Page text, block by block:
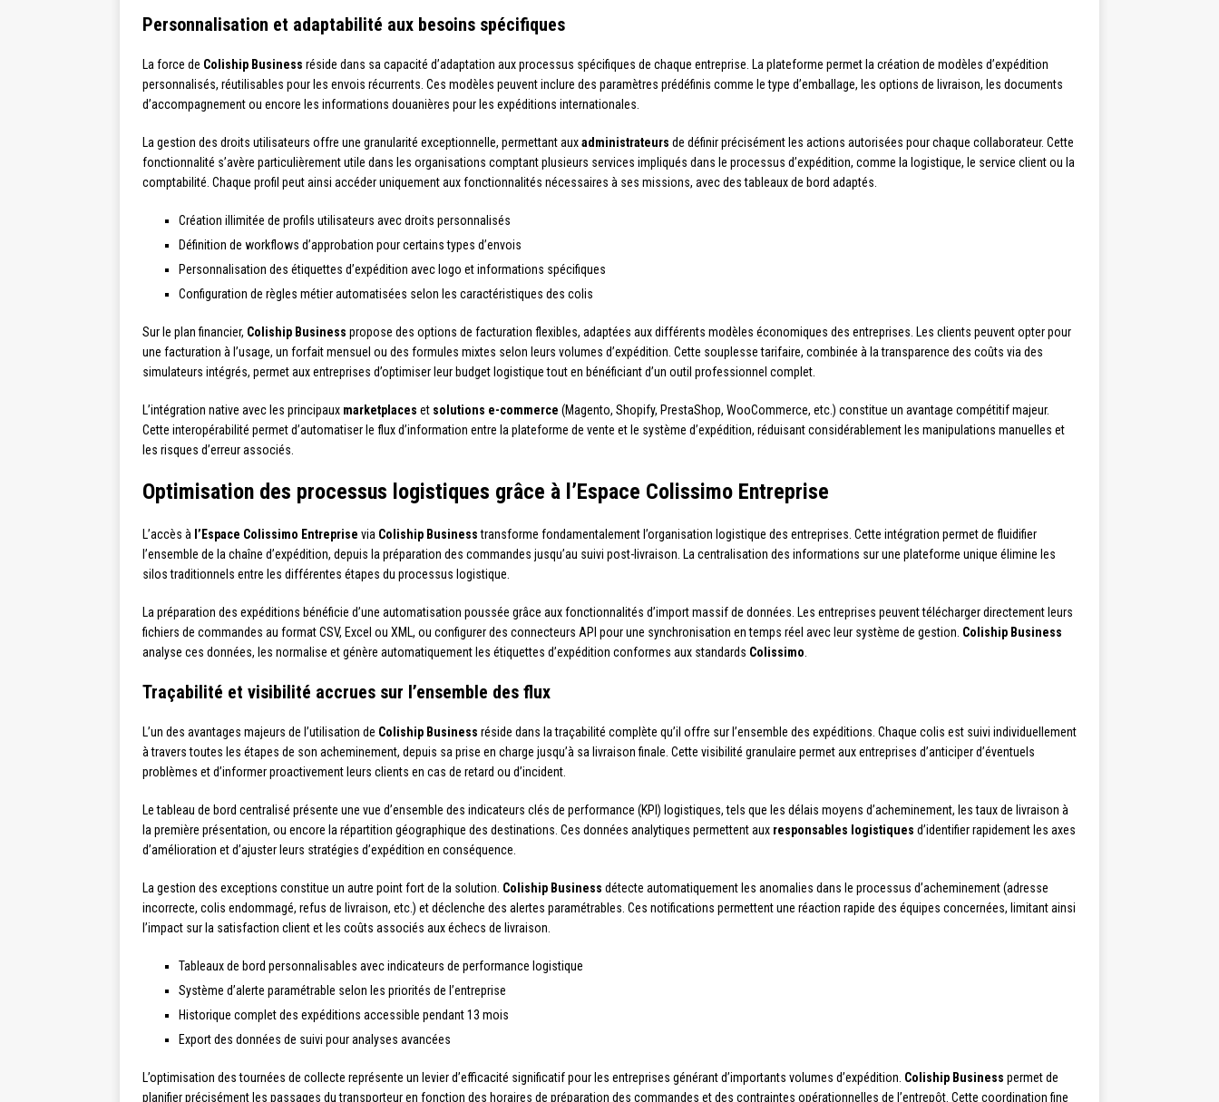
Personnalisation et adaptabilité aux besoins spécifiques
La force de Coliship Business réside dans sa capacité d’adaptation aux processus spécifiques de chaque entreprise. La plateforme permet la création de modèles d’expédition
personnalisés, réutilisables pour les envois récurrents. Ces modèles peuvent inclure des paramètres prédéfinis comme le type d’emballage, les options de livraison, les documents
d’accompagnement ou encore les informations douanières pour les expéditions internationales.
La gestion des droits utilisateurs offre une granularité exceptionnelle, permettant auxadministrateurs de définir précisément les actions autorisées pour chaque collaborateur. Cette
fonctionnalité s’avère particulièrement utile dans les organisations comptant plusieurs services impliqués dans le processus d’expédition, comme la logistique, le service client ou la
comptabilité. Chaque profil peut ainsi accéder uniquement aux fonctionnalités nécessaires à ses missions, avec des tableaux de bord adaptés.
Création illimitée de profils utilisateurs avec droits personnalisés
Définition de workflows d’approbation pour certains types d’envois
Personnalisation des étiquettes d’expédition avec logo et informations spécifiques
Configuration de règles métier automatisées selon les caractéristiques des colis
Sur le plan financier, Coliship Business propose des options de facturation flexibles, adaptées aux différents modèles économiques des entreprises. Les clients peuvent opter pour
une facturation à l’usage, un forfait mensuel ou des formules mixtes selon leurs volumes d’expédition. Cette souplesse tarifaire, combinée à la transparence des coûts via des
simulateurs intégrés, permet aux entreprises d’optimiser leur budget logistique tout en bénéficiant d’un outil professionnel complet.
L’intégration native avec les principaux marketplaces et solutions e-commerce (Magento, Shopify, PrestaShop, WooCommerce, etc.) constitue un avantage compétitif majeur.
Cette interopérabilité permet d’automatiser le flux d’information entre la plateforme de vente et le système d’expédition, réduisant considérablement les manipulations manuelles et
les risques d’erreur associés.
Optimisation des processus logistiques grâce à l’Espace Colissimo Entreprise
L’accès à l’Espace Colissimo Entreprise via Coliship Businesstransforme fondamentalement l’organisation logistique des entreprises. Cette intégration permet de fluidifier
l’ensemble de la chaîne d’expédition, depuis la préparation des commandes jusqu’au suivi post-livraison. La centralisation des informations sur une plateforme unique élimine les
silos traditionnels entre les différentes étapes du processus logistique.
La préparation des expéditions bénéficie d’une automatisation poussée grâce aux fonctionnalités d’import massif de données. Les entreprises peuvent télécharger directement leurs
fichiers de commandes au format CSV, Excel ou XML, ou configurer des connecteurs API pour une synchronisation en temps réel avec leur système de gestion. Coliship Business
analyse ces données, les normalise et génère automatiquement les étiquettes d’expédition conformes aux standards Colissimo
Traçabilité et visibilité accrues sur l’ensemble des flux
L’un des avantages majeurs de l’utilisation de Coliship Business réside dans la traçabilité complète qu’il offre sur l’ensemble des expéditions. Chaque colis est suivi individuellement
à travers toutes les étapes de son acheminement, depuis sa prise en charge jusqu’à sa livraison finale. Cette visibilité granulaire permet aux entreprises d’anticiper d’éventuels
problèmes et d’informer proactivement leurs clients en cas de retard ou d’incident.
Le tableau de bord centralisé présente une vue d’ensemble des indicateurs clés de performance (KPI) logistiques, tels que les délais moyens d’acheminement, les taux de livraison à
la première présentation, ou encore la répartition géographique des destinations. Ces données analytiques permettent aux responsables logistiques d’identifier rapidement les axes
d’amélioration et d’ajuster leurs stratégies d’expédition en conséquence.
La gestion des exceptions constitue un autre point fort de la solution. Coliship Business détecte automatiquement les anomalies dans le processus d’acheminement (adresse
incorrecte, colis endommagé, refus de livraison, etc.) et déclenche des alertes paramétrables. Ces notifications permettent une réaction rapide des équipes concernées, limitant ainsi
l’impact sur la satisfaction client et les coûts associés aux échecs de livraison.
Tableaux de bord personnalisables avec indicateurs de performance logistique
Système d’alerte paramétrable selon les priorités de l’entreprise
Historique complet des expéditions accessible pendant 13 mois
Export des données de suivi pour analyses avancées
L’optimisation des tournées de collecte représente un levier d’efficacité significatif pour les entreprises générant d’importants volumes d’expédition. Coliship Business permet de
planifier précisément les passages du transporteur en fonction des horaires de préparation des commandes et des contraintes opérationnelles de l’entrepôt. Cette coordination fine